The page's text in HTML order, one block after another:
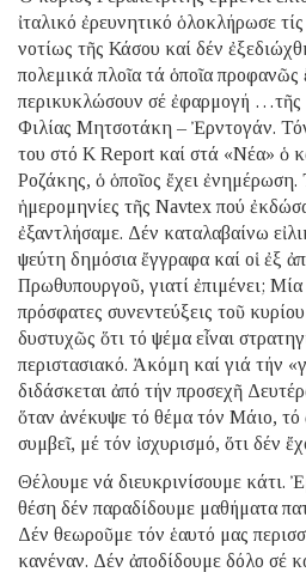
ἰταλικό ἐρευνητικό ὁλοκλήρωσε
νοτίως τῆς Κάσου καί δέν
πολεμικά πλοῖα τά ὁποῖα προφανῶς
περικυκλώσουν σέ ἐφαρμογή …τῆς
Φιλίας Μητσοτάκη – Ἐρντογάν.
του στό K Report καί στά «Νέα» ὁ
Ροζάκης, ὁ ὁποῖος ἔχει ἐνημέρωση.
ἡμερομηνίες τῆς Navtex πού
ἐξαντλήσαμε. Δέν καταλαβαίνω
ψεύτη δημόσια ἔγγραφα καί οἱ ἐξ
Πρωθυπουργοῦ, γιατί ἐπιμένει; Μία
πρόσφατες συνεντεύξεις τοῦ
δυστυχῶς ὅτι τό ψέμα εἶναι
περιστασιακό. Ἀκόμη καί γιά τήν
διδάσκεται ἀπό τήν προσεχῆ
ὅταν ἀνέκυψε τό θέμα τόν Μάιο, τό
συμβεῖ, μέ τόν ἰσχυρισμό, ὅτι δέν
Θέλουμε νά διευκρινίσουμε κάτι.
θέση δέν παραδίδουμε μαθήματα
Δέν θεωροῦμε τόν ἑαυτό μας
κανέναν. Δέν ἀποδίδουμε δόλο σέ